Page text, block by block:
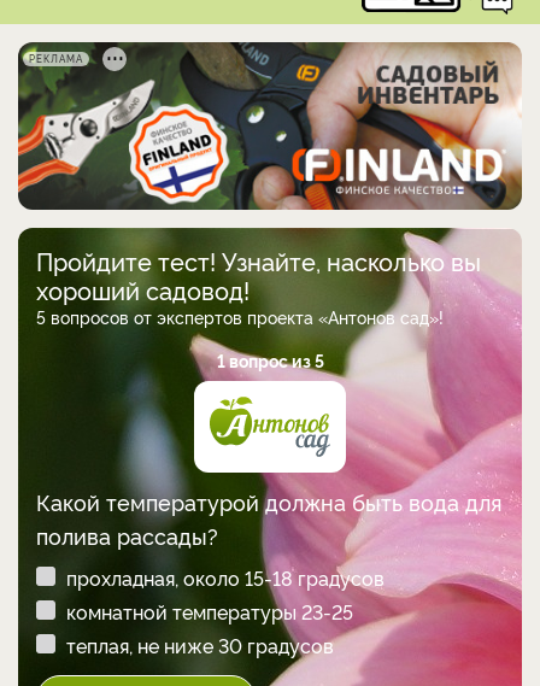
РЕКЛАМА
Пройдите тест! Узнайте, насколько вы
хороший садовод!
5 вопросов от экспертов проекта «Антонов сад»!
1 вопрос из 5
Какой температурой должна быть вода для
полива рассады?
прохладная, около 15-18 градусов
комнатной температуры 23-25
теплая, не ниже 30 градусов